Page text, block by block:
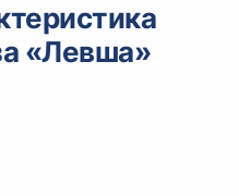
«Левша»